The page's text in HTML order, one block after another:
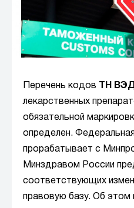
Перечень кодов ТН
лекарственных
обязательной
определен.
прорабатывает с
Минздравом России
соответствующих
правовую базу. Об этом